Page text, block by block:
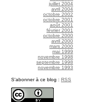
juillet 2004
avril 2004
octobre 2002
octobre 2001
août 2001
février 2001
octobre 2000
avril 2000
mars 2000
mai 1999
novembre 1998
septembre 1998
novembre 1993
S'abonner à ce blog : RSS